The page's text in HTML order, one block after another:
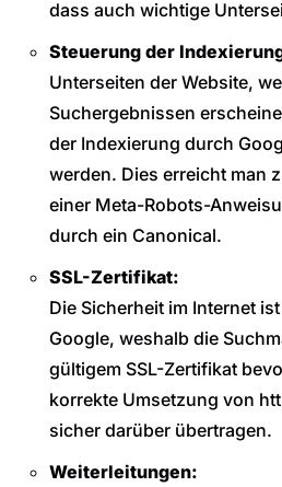
dass auch wichtige
Steuerung der
Unterseiten der Website,
Suchergebnissen
der Indexierung durch
werden. Dies erreicht man
einer Meta-Robots-
durch ein Canonical.
SSL-Zertifikat:
Die Sicherheit im Internet
Google, weshalb die
gültigem SSL-Zertifikat
korrekte Umsetzung von
sicher darüber übertragen.
Weiterleitungen: